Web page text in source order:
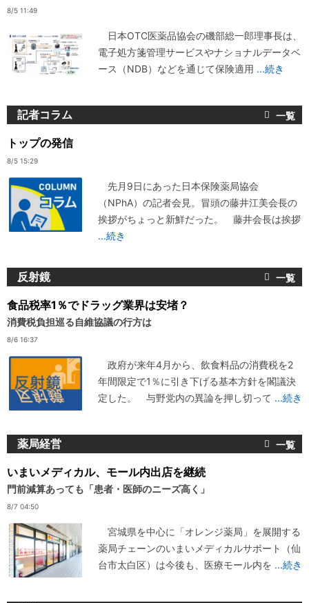
8/5 11:49
日本OTC医薬品協会の磯部総一郎理事長は、
電子処方箋管理サービスやナショナルデータベ
ース（NDB）などを通じて保険適用 ...続き
記者コラム
トップの発信
8/5 15:29
先月9日にあった日本保険薬局協会
（NPhA）の記者会見。冒頭の藤井江美会長の
挨拶がちょっと新鮮だった。 藤井会長は挨拶
...続き
反射鏡
食品税率1％でドラッグ業界は安堵？
消費税負担巡る自維協議の行方は
8/6 16:37
政府が来年4月から、飲食料品の消費税を2
年間限定で1％に引き下げる基本方針を閣議決
定した。 与野党内の異論を押し切って ...続き
薬局経営
いまいメディカル、モール内出店を継続
門前減算あっても「患者・医師のニーズ高く」
8/7 04:50
宮城県を中心に「オレンジ薬局」を展開する
薬局チェーンのいまいメディカルサポート（仙
台市太白区）は今後も、医療モール内を ...続き